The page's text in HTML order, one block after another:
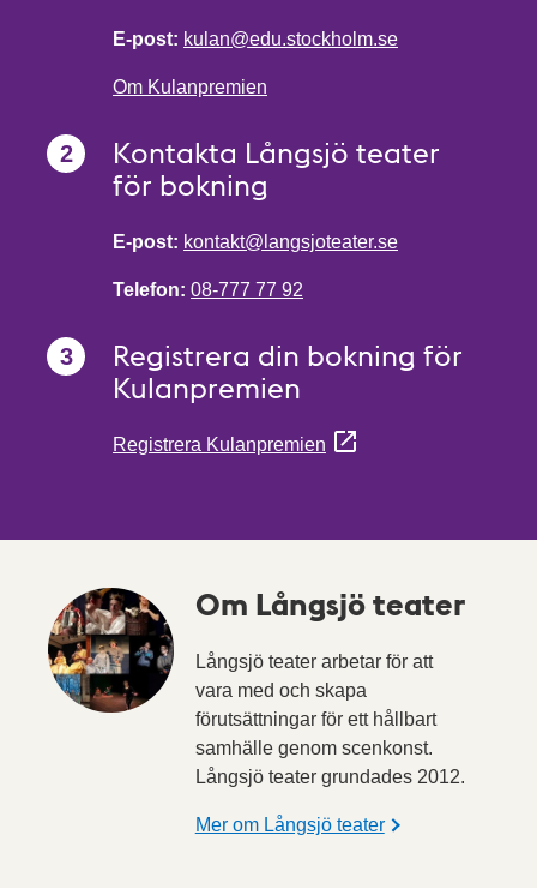
E-post: kulan@edu.stockholm.se
Om Kulanpremien
Kontakta Långsjö teater
för bokning
E-post: kontakt@langsjoteater.se
Telefon: 08-777 77 92
Registrera din bokning för
Kulanpremien
Registrera Kulanpremien
Om Långsjö teater
Långsjö teater arbetar för att
vara med och skapa
förutsättningar för ett hållbart
samhälle genom scenkonst.
Långsjö teater grundades 2012.
Mer om Långsjö teater